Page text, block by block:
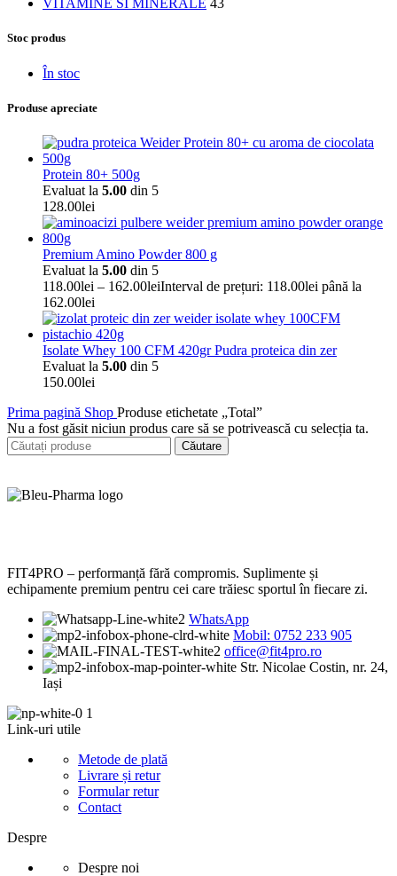
VITAMINE SI MINERALE 43
Stoc produs
În stoc
Produse apreciate
Protein 80+ 500g
Evaluat la 5.00 din 5
128.00lei
Premium Amino Powder 800 g
Evaluat la 5.00 din 5
118.00lei – 162.00leiInterval de prețuri: 118.00lei până la
162.00lei
Isolate Whey 100 CFM 420gr Pudra proteica din zer
Evaluat la 5.00 din 5
150.00lei
Prima pagină Shop Produse etichetate „Total”
Nu a fost găsit niciun produs care să se potrivească cu selecția ta.
Căutare
FIT4PRO – performanță fără compromis. Suplimente și
echipamente premium pentru cei care trăiesc sportul în fiecare zi.
WhatsApp
Mobil: 0752 233 905
office@fit4pro.ro
Str. Nicolae Costin, nr. 24,
Iași
Link-uri utile
Metode de plată
Livrare și retur
Formular retur
Contact
Despre
Despre noi